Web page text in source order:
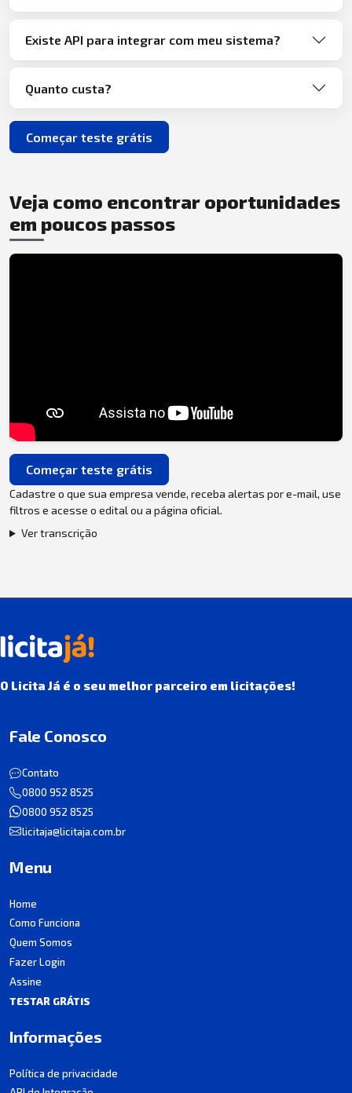
Existe API para integrar com meu sistema?
Quanto custa?
Começar teste grátis
Veja como encontrar oportunidades
em poucos passos
Começar teste grátis
Cadastre o que sua empresa vende, receba alertas por e-mail, use
filtros e acesse o edital ou a página oficial.
Ver transcrição
O Licita Já é o seu melhor parceiro em licitações!
Fale Conosco
Contato
0800 952 8525
0800 952 8525
licitaja@licitaja.com.br
Menu
Home
Como Funciona
Quem Somos
Fazer Login
Assine
TESTAR GRÁTIS
Informações
Política de privacidade